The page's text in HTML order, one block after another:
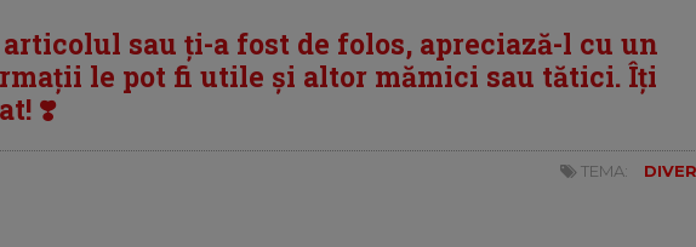
sau ți-a fost de folos, apreciază-l cu un
le pot fi utile și altor mămici sau tătici. Îți
❣️
TEMA: